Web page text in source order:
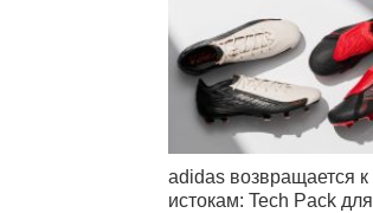
adidas возвращается к
истокам: Tech Pack для